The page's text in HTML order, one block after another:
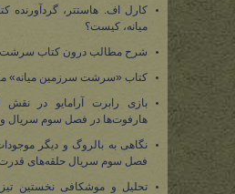
کارل اف. هاستتر،
میانه، کیست؟
شرح مطالب درون کتاب سرشت
کتاب «سرشت سرزمین میانه»
بازی رابرت آرامایو در
هارفوت‌ها در فصل سوم سریال و
نگاهی به بالروگ و دیگر
فصل سوم سریال حلقه‌های قدرت
تحلیل و موشکافی نخستین